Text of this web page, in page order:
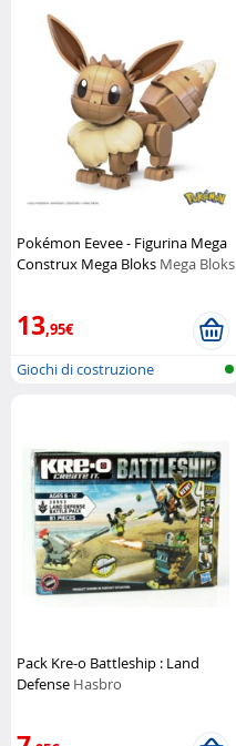
Pokémon Eevee - Figurina Mega
Construx Mega Bloks Mega Bloks
13,95€
Giochi di costruzione
Pack Kre-o Battleship : Land
Defense Hasbro